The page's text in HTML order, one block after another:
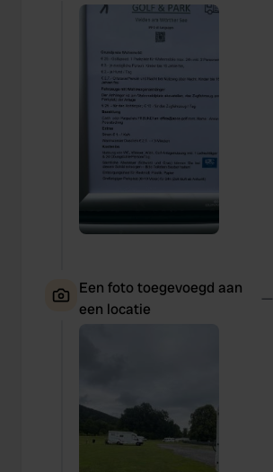
Een foto toegevoegd aan
een locatie
—